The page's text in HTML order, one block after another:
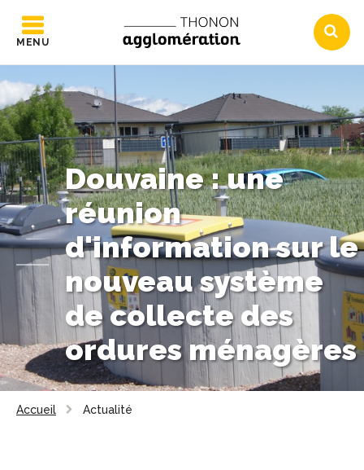
MENU
Douvaine : une
réunion
d'information sur le
nouveau système
de collecte des
ordures ménagères
Accueil Actualité